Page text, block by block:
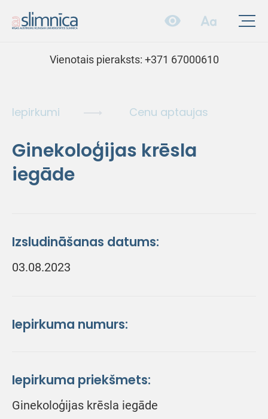
Vienotais pieraksts: +371 67000610
Iepirkumi Cenu aptaujas
Ginekoloģijas krēsla
iegāde
Izsludināšanas datums:
03.08.2023
Iepirkuma numurs:
Iepirkuma priekšmets:
Ginekoloģijas krēsla iegāde